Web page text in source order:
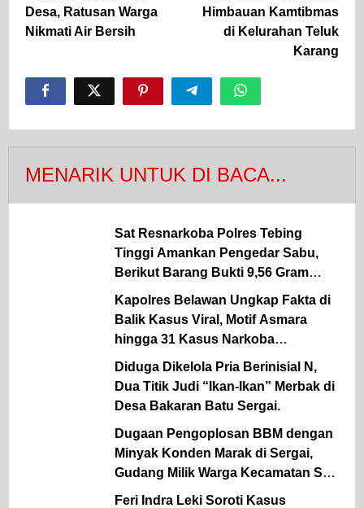
Desa, Ratusan Warga
Nikmati Air Bersih
Himbauan Kamtibmas
di Kelurahan Teluk
Karang
MENARIK UNTUK DI BACA...
Sat Resnarkoba Polres Tebing
Tinggi Amankan Pengedar Sabu,
Berikut Barang Bukti 9,56 Gram
Sabu Disita
Kapolres Belawan Ungkap Fakta di
Balik Kasus Viral, Motif Asmara
hingga 31 Kasus Narkoba
Dibongkar
Diduga Dikelola Pria Berinisial N,
Dua Titik Judi “Ikan-Ikan” Merbak di
Desa Bakaran Batu Sergai.
Dugaan Pengoplosan BBM dengan
Minyak Konden Marak di Sergai,
Gudang Milik Warga Kecamatan Sei
Rampah Digerebek Media.
Feri Indra Leki Soroti Kasus